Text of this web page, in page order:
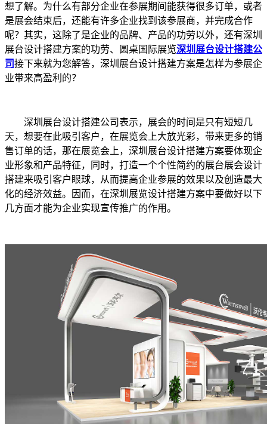
想了解。为什么有部分企业在参展期间能获得很多订单，或者
是展会结束后，还能有许多企业找到该参展商，并完成合作
呢？其实，这除了是企业的品牌、产品的功劳以外，还有深圳
展台设计搭建方案的功劳、圆桌国际展览深圳展台设计搭建公
司接下来就为您解答，深圳展台设计搭建方案是怎样为参展企
业带来高盈利的？
深圳展台设计搭建公司表示，展会的时间是只有短短几
天，想要在此吸引客户，在展览会上大放光彩，带来更多的销
售订单的话，那在展览会上，深圳展台设计搭建方案要体现企
业形象和产品特征，同时，打造一个个性简约的展台展会设计
搭建来吸引客户眼球，从而提高企业参展的效果以及创造最大
化的经济效益。因而，在深圳展览设计搭建方案中要做好以下
几方面才能为企业实现宣传推广的作用。